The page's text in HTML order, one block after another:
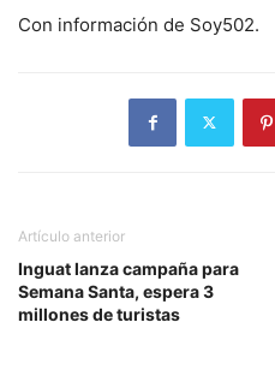
Con información de Soy502.
Artículo anterior
Inguat lanza campaña para
Semana Santa, espera 3
millones de turistas